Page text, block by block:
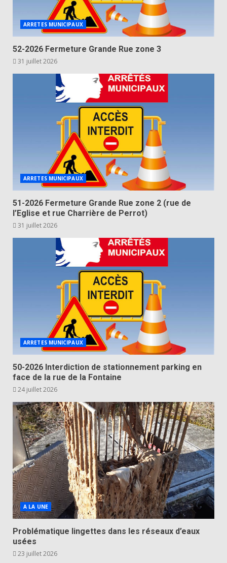
ARRETES MUNICIPAUX
52-2026 Fermeture Grande Rue zone 3
31 juillet 2026
ARRETES MUNICIPAUX
51-2026 Fermeture Grande Rue zone 2 (rue de
l’Eglise et rue Charrière de Perrot)
31 juillet 2026
ARRETES MUNICIPAUX
50-2026 Interdiction de stationnement parking en
face de la rue de la Fontaine
24 juillet 2026
A LA UNE
Problématique lingettes dans les réseaux d’eaux
usées
23 juillet 2026